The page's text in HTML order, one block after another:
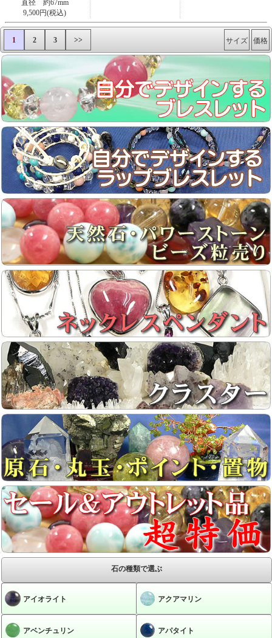
直径 約67mm
9,500円(税込)
1 2 3 >> 価格
サイズ
石の種類で選ぶ
アイオライト アクアマリン
アベンチュリン アパタイト